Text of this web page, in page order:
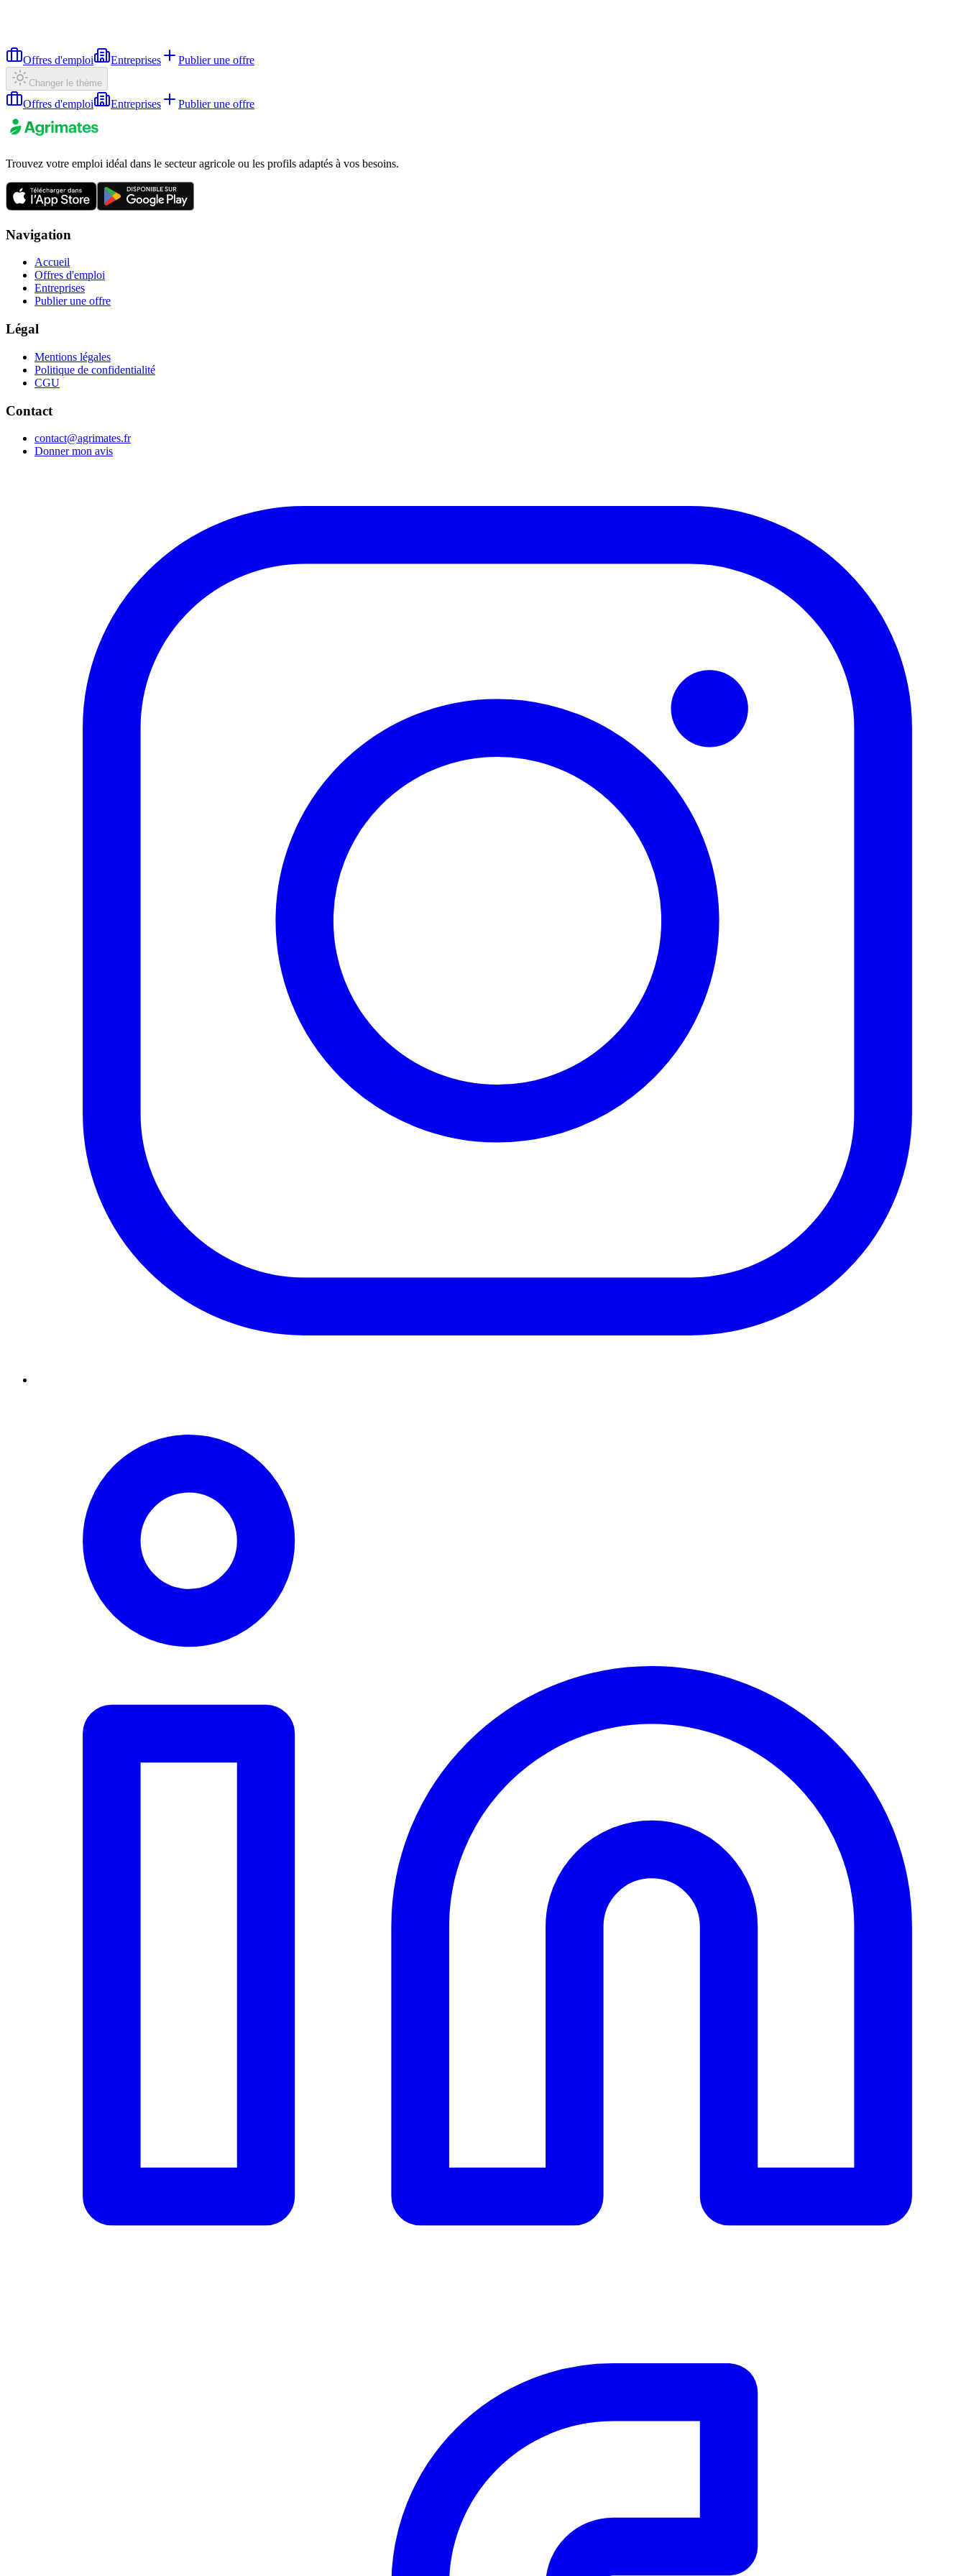
Offres d'emploi Entreprises Publier une offre
Changer le thème
Offres d'emploi Entreprises Publier une offre
Trouvez votre emploi idéal dans le secteur agricole ou les profils adaptés à vos besoins.
Navigation
Accueil
Offres d'emploi
Entreprises
Publier une offre
Légal
Mentions légales
Politique de confidentialité
CGU
Contact
contact@agrimates.fr
Donner mon avis